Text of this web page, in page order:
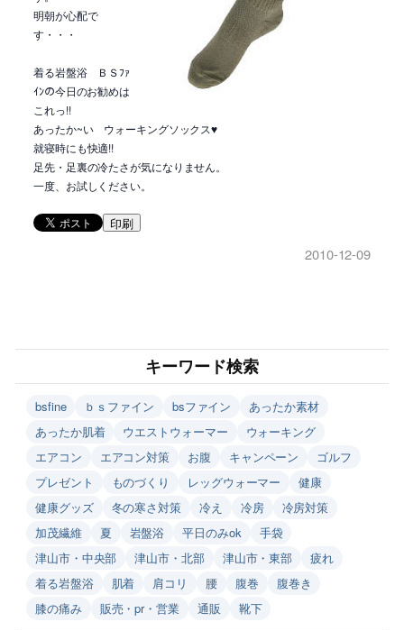
明朝が心配で
す・・・
着る岩盤浴 ＢＳﾌｧ
ｲﾝの今日のお勧めは
これっ!!
あったか~い ウォーキングソックス♥
就寝時にも快適!!
足先・足裏の冷たさが気になりません。
一度、お試しください。
印刷
2010-12-09
キーワード検索
bsfine ｂｓファイン bsファイン
あったか素材
あったか肌着
ウエストウォーマー
ウォーキング
エアコン
エアコン対策 お腹 キャンペーン
ゴルフ
プレゼント
ものづくり レッグウォーマー
健康
健康グッズ
冬の寒さ対策 冷え 冷房
冷房対策
加茂繊維
夏 岩盤浴 平日のみok
手袋
津山市・中央部
津山市・北部 津山市・東部
疲れ
着る岩盤浴
肌着 肩コリ 腰 腹巻
腹巻き
膝の痛み
販売・pr・営業 通販 靴下